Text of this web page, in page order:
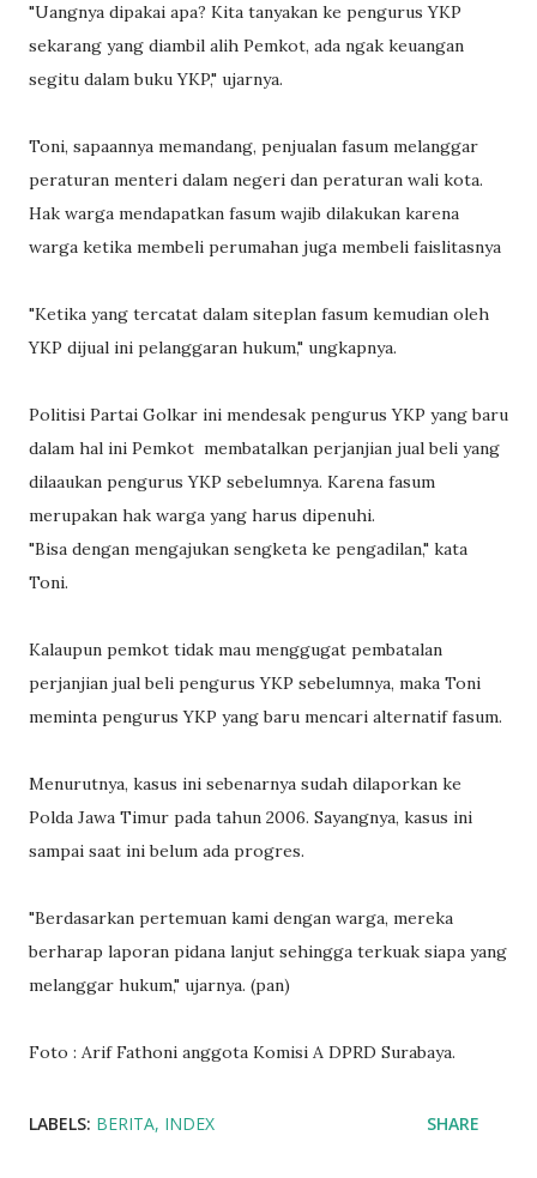
"Uangnya dipakai apa? Kita tanyakan ke pengurus YKP
sekarang yang diambil alih Pemkot, ada ngak keuangan
segitu dalam buku YKP," ujarnya.
Toni, sapaannya memandang, penjualan fasum melanggar
peraturan menteri dalam negeri dan peraturan wali kota.
Hak warga mendapatkan fasum wajib dilakukan karena
warga ketika membeli perumahan juga membeli faislitasnya
"Ketika yang tercatat dalam siteplan fasum kemudian oleh
YKP dijual ini pelanggaran hukum," ungkapnya.
Politisi Partai Golkar ini mendesak pengurus YKP yang baru
dalam hal ini Pemkot membatalkan perjanjian jual beli yang
dilaaukan pengurus YKP sebelumnya. Karena fasum
merupakan hak warga yang harus dipenuhi.
"Bisa dengan mengajukan sengketa ke pengadilan," kata
Toni.
Kalaupun pemkot tidak mau menggugat pembatalan
perjanjian jual beli pengurus YKP sebelumnya, maka Toni
meminta pengurus YKP yang baru mencari alternatif fasum.
Menurutnya, kasus ini sebenarnya sudah dilaporkan ke
Polda Jawa Timur pada tahun 2006. Sayangnya, kasus ini
sampai saat ini belum ada progres.
"Berdasarkan pertemuan kami dengan warga, mereka
berharap laporan pidana lanjut sehingga terkuak siapa yang
melanggar hukum," ujarnya. (pan)
Foto : Arif Fathoni anggota Komisi A DPRD Surabaya.
LABELS: BERITA INDEX SHARE